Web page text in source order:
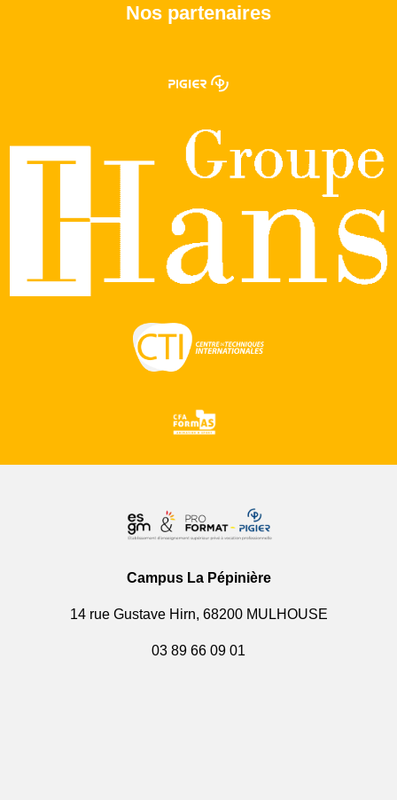
Nos partenaires
Campus La Pépinière
14 rue Gustave Hirn, 68200 MULHOUSE
03 89 66 09 01